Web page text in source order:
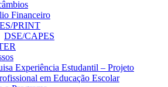
Financeiro
PRINT
DSE/CAPES
Experiência Estudantil – Projeto
em Educação Escolar